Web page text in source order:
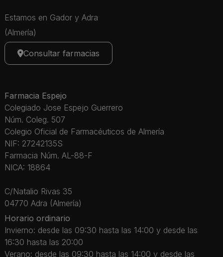
Estamos en Gador y Adra
(Almería)
Consultar farmacias
Farmacia Espejo
Colegiado Jose Espejo Guerrero
Núm. Coleg. 507
Colegio Oficial de Farmacéuticos de Almería
NIF: 27242135S
Farmacia Núm. AL-88-F
NICA: 18864
C/Natalio Rivas 35
04770 Adra (Almería)
Horario ordinario
Invierno: desde las 09:30 hasta las 14:00 y desde las
16:30 hasta las 20:00
Verano: desde las 09:30 hasta las 14:00 y desde las